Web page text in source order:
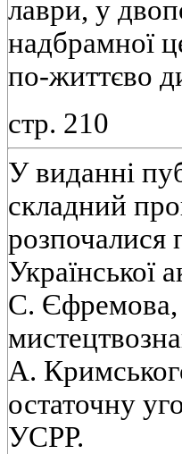
лаври, у
надбрамної
по-життєво
стр. 210
У виданні
складний
розпочалися
Української
С.
А.
остаточну
УСРР.